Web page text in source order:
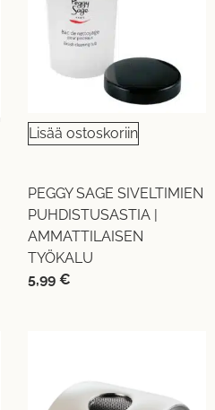
Lisää ostoskoriin
PEGGY SAGE SIVELTIMIEN
PUHDISTUSASTIA |
AMMATTILAISEN
TYÖKALU
5,99 €